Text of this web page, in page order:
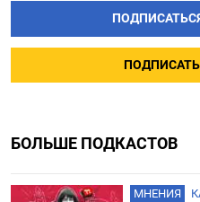
БОЛЬШЕ ПОДКАСТОВ
МНЕНИЯ